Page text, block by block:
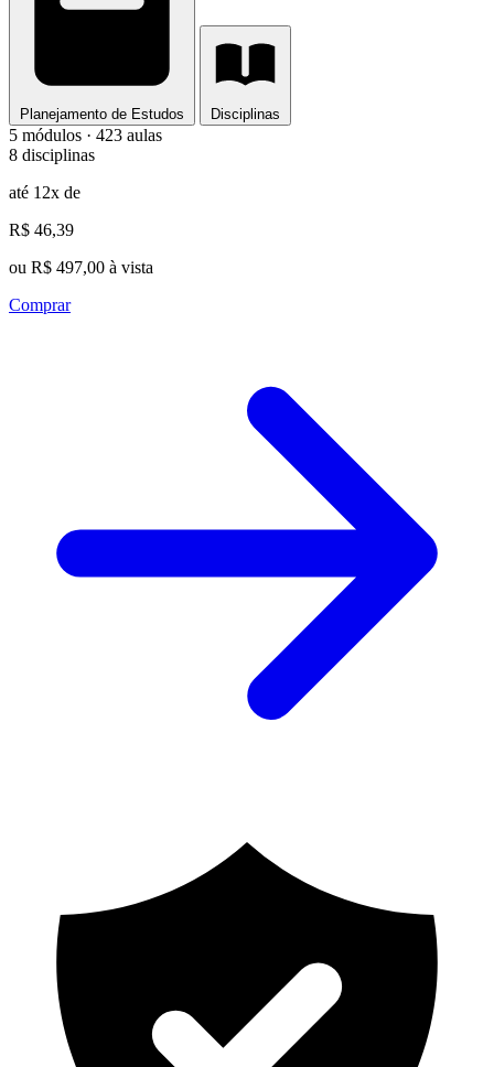
Planejamento de Estudos Disciplinas
5 módulos · 423 aulas
8 disciplinas
até 12x de
R$ 46,39
ou R$ 497,00 à vista
Comprar